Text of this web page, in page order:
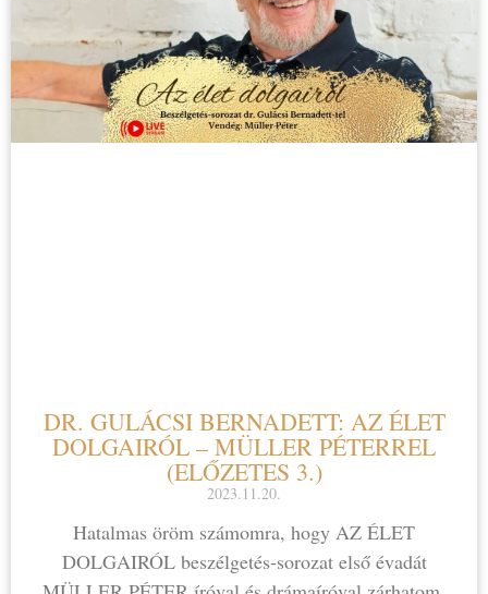
DR. GULÁCSI BERNADETT: AZ ÉLET
DOLGAIRÓL – MÜLLER PÉTERREL
(ELŐZETES 3.)
2023.11.20.
Hatalmas öröm számomra, hogy AZ ÉLET
DOLGAIRÓL beszélgetés-sorozat első évadát